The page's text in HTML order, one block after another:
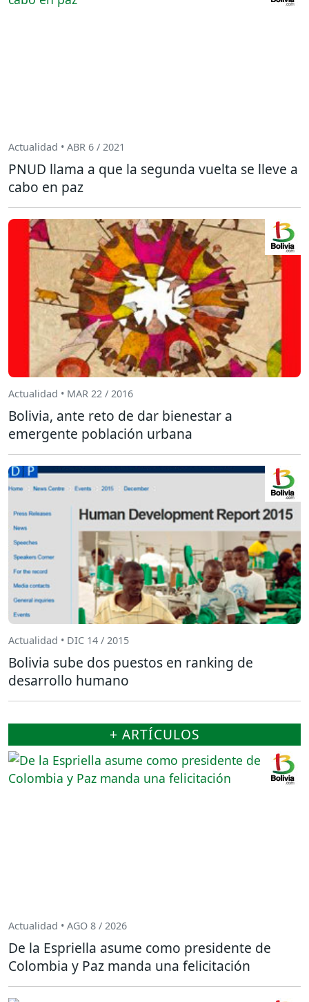
Actualidad • ABR 6 / 2021
PNUD llama a que la segunda vuelta se lleve a
cabo en paz
Actualidad • MAR 22 / 2016
Bolivia, ante reto de dar bienestar a
emergente población urbana
Actualidad • DIC 14 / 2015
Bolivia sube dos puestos en ranking de
desarrollo humano
+ ARTÍCULOS
Actualidad • AGO 8 / 2026
De la Espriella asume como presidente de
Colombia y Paz manda una felicitación